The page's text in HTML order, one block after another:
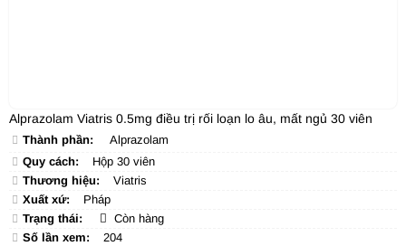
Alprazolam Viatris 0.5mg điều trị rối loạn lo âu, mất ngủ 30 viên
Thành phần:
Alprazolam
Quy cách:
Hộp 30 viên
Thương hiệu:
Viatris
Xuất xứ:
Pháp
Trạng thái:
Còn hàng
Số lần xem:
204